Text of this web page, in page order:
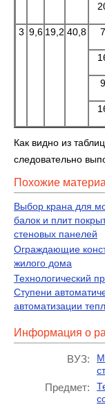
3 9,6 19,2 40,8
Как видно из
следовательно
Похожие
Выбор крана для
балок и плит
стеновых панелей
Ограждающие
жилого дома
Технологический
Ступени
автоматизации
Информация о
ВУЗ:
Предмет: